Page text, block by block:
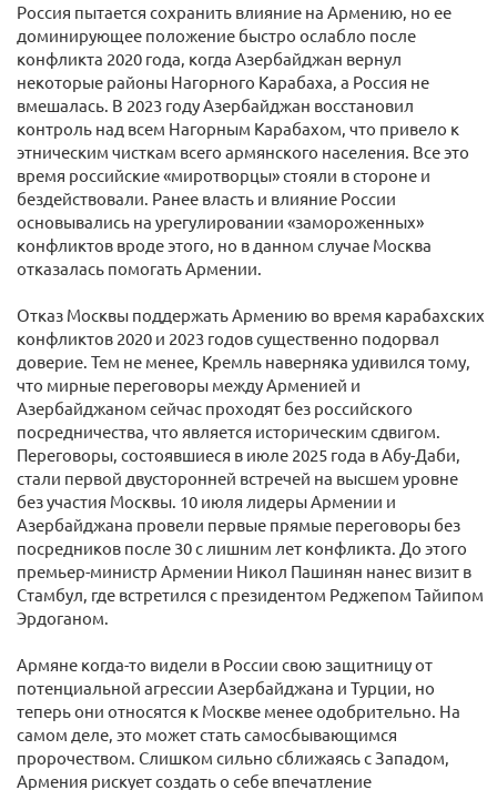
Россия пытается сохранить влияние на Армению, но ее
доминирующее положение быстро ослабло после
конфликта 2020 года, когда Азербайджан вернул
некоторые районы Нагорного Карабаха, а Россия не
вмешалась. В 2023 году Азербайджан восстановил
контроль над всем Нагорным Карабахом, что привело к
этническим чисткам всего армянского населения. Все это
время российские «миротворцы» стояли в стороне и
бездействовали. Ранее власть и влияние России
основывались на урегулировании «замороженных»
конфликтов вроде этого, но в данном случае Москва
отказалась помогать Армении.
Отказ Москвы поддержать Армению во время карабахских
конфликтов 2020 и 2023 годов существенно подорвал
доверие. Тем не менее, Кремль наверняка удивился тому,
что мирные переговоры между Арменией и
Азербайджаном сейчас проходят без российского
посредничества, что является историческим сдвигом.
Переговоры, состоявшиеся в июле 2025 года в Абу-Даби,
стали первой двусторонней встречей на высшем уровне
без участия Москвы. 10 июля лидеры Армении и
Азербайджана провели первые прямые переговоры без
посредников после 30 с лишним лет конфликта. До этого
премьер-министр Армении Никол Пашинян нанес визит в
Стамбул, где встретился с президентом Реджепом Тайипом
Эрдоганом.
Армяне когда-то видели в России свою защитницу от
потенциальной агрессии Азербайджана и Турции, но
теперь они относятся к Москве менее одобрительно. На
самом деле, это может стать самосбывающимся
пророчеством. Слишком сильно сближаясь с Западом,
Армения рискует создать о себе впечатление